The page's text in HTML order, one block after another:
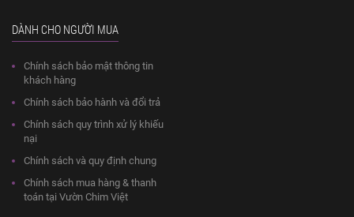
DÀNH CHO NGƯỜI MUA
Chính sách bảo mật thông tin
khách hàng
Chính sách bảo hành và đổi trả
Chính sách quy trình xử lý khiếu
nại
Chính sách và quy định chung
Chính sách mua hàng & thanh
toán tại Vườn Chim Việt